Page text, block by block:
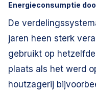
Energieconsumptie
De
jaren heen sterk
gebruikt op
plaats als het werd
houtzagerij